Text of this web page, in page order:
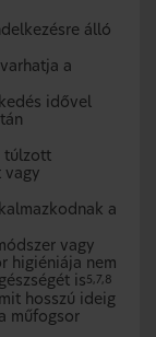
álló
a
idővel
túlzott
vagy
a
vagy
higiéniája nem
is 5,7,8
hosszú ideig
műfogsor